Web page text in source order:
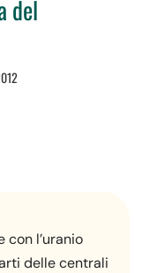
del
con l’uranio
delle centrali